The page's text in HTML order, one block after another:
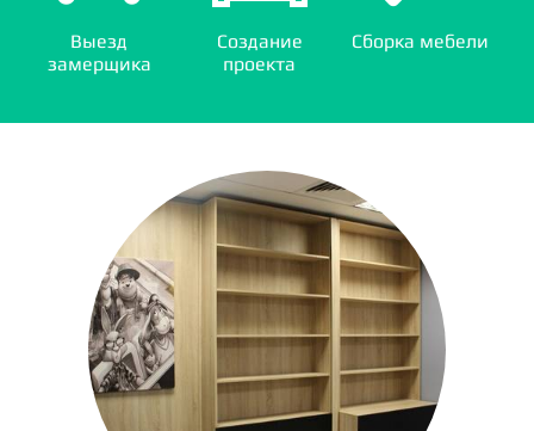
Выезд
замерщика
Создание
проекта
Сборка мебели